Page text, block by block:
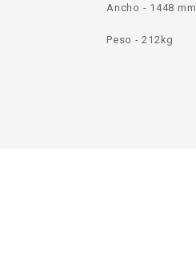
Ancho - 1448 mm
Peso - 212kg